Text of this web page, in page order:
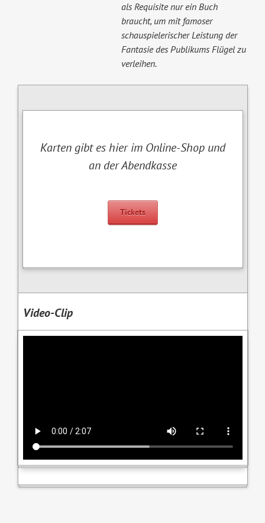
als Requisite nur ein Buch
braucht, um mit famoser
schauspielerischer Leistung der
Fantasie des Publikums Flügel zu
verleihen.
Karten gibt es hier im Online-Shop und
an der Abendkasse
Tickets
Video-Clip